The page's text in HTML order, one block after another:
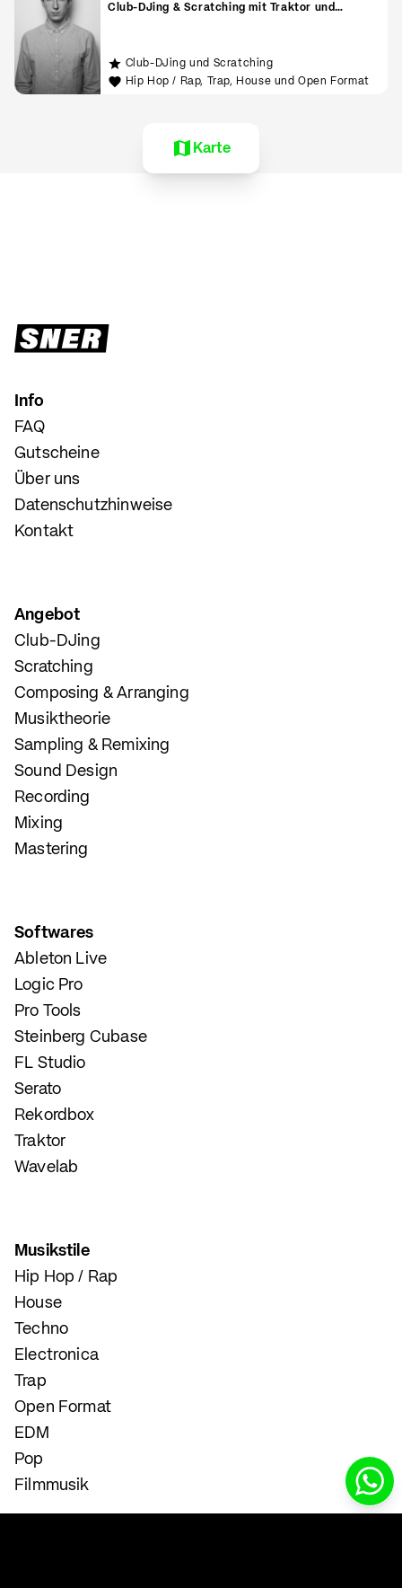
Club-DJing & Scratching mit Traktor und
Club-DJing und Scratching
Hip Hop / Rap, Trap, House und Open Format
Karte
Info
FAQ
Gutscheine
Über uns
Datenschutzhinweise
Kontakt
Angebot
Club-DJing
Scratching
Composing & Arranging
Musiktheorie
Sampling & Remixing
Sound Design
Recording
Mixing
Mastering
Softwares
Ableton Live
Logic Pro
Pro Tools
Steinberg Cubase
FL Studio
Serato
Rekordbox
Traktor
Wavelab
Musikstile
Hip Hop / Rap
House
Techno
Electronica
Trap
Open Format
EDM
Pop
Filmmusik